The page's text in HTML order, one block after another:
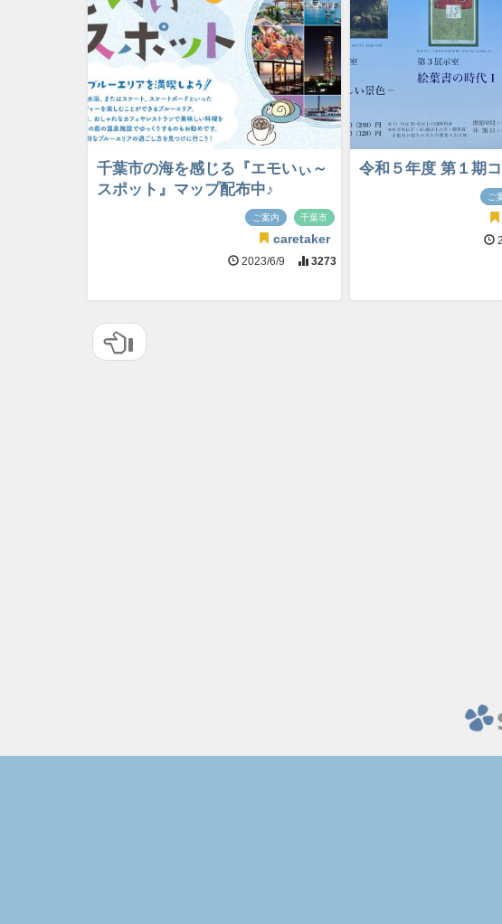
千葉市の海を感じる『エモいぃ～
スポット』マップ配布中♪
ご案内 千葉市
caretaker
2023/6/9 3273
令和５年度 第１期
ご